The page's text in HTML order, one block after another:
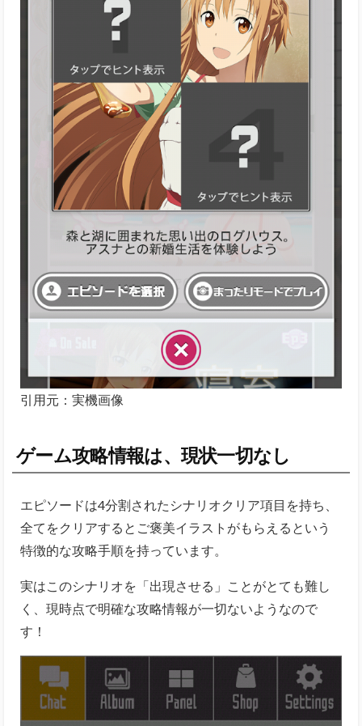
引用元：実機画像
ゲーム攻略情報は、現状一切なし
エピソードは4分割されたシナリオクリア項目を持ち、
特徴的な攻略手順を持っています。
く、現時点で明確な攻略情報が一切ないようなので
す！